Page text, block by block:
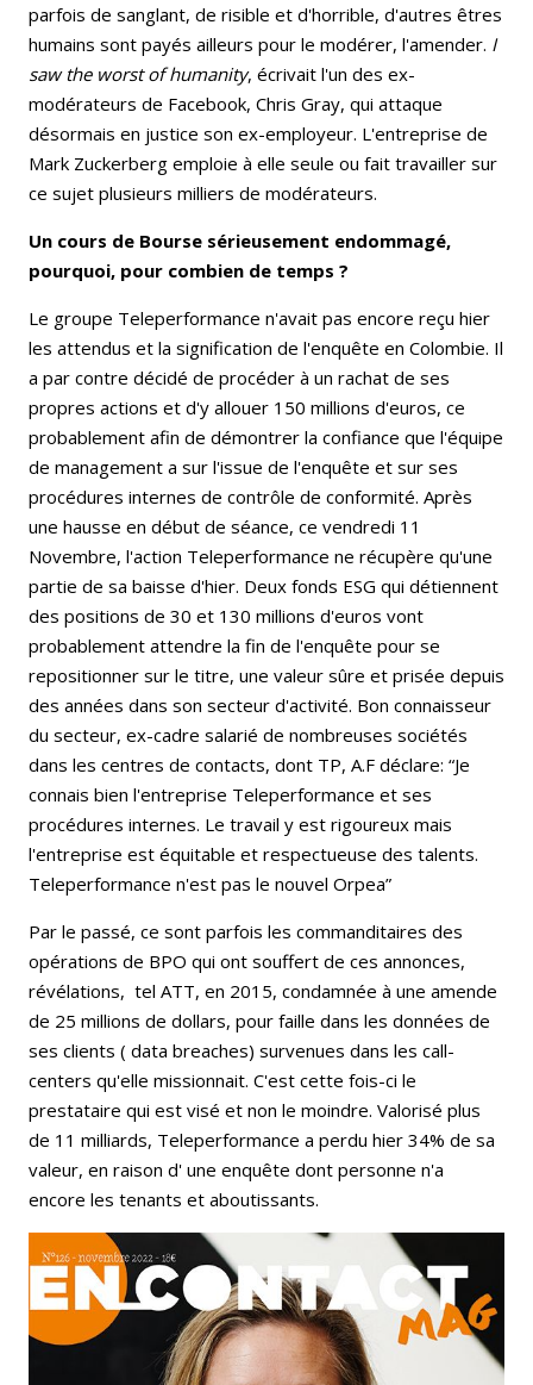
parfois de sanglant, de risible et d'horrible, d'autres êtres
humains sont payés ailleurs pour le modérer, l'amender. I
saw the worst of humanity, écrivait l'un des ex-
modérateurs de Facebook, Chris Gray, qui attaque
désormais en justice son ex-employeur. L'entreprise de
Mark Zuckerberg emploie à elle seule ou fait travailler sur
ce sujet plusieurs milliers de modérateurs.
Un cours de Bourse sérieusement endommagé,
pourquoi, pour combien de temps ?
Le groupe Teleperformance n'avait pas encore reçu hier
les attendus et la signification de l'enquête en Colombie. Il
a par contre décidé de procéder à un rachat de ses
propres actions et d'y allouer 150 millions d'euros, ce
probablement afin de démontrer la confiance que l'équipe
de management a sur l'issue de l'enquête et sur ses
procédures internes de contrôle de conformité. Après
une hausse en début de séance, ce vendredi 11
Novembre, l'action Teleperformance ne récupère qu'une
partie de sa baisse d'hier. Deux fonds ESG qui détiennent
des positions de 30 et 130 millions d'euros vont
probablement attendre la fin de l'enquête pour se
repositionner sur le titre, une valeur sûre et prisée depuis
des années dans son secteur d'activité. Bon connaisseur
du secteur, ex-cadre salarié de nombreuses sociétés
dans les centres de contacts, dont TP, A.F déclare: “Je
connais bien l'entreprise Teleperformance et ses
procédures internes. Le travail y est rigoureux mais
l'entreprise est équitable et respectueuse des talents.
Teleperformance n'est pas le nouvel Orpea”
Par le passé, ce sont parfois les commanditaires des
opérations de BPO qui ont souffert de ces annonces,
révélations, tel ATT, en 2015, condamnée à une amende
de 25 millions de dollars, pour faille dans les données de
ses clients ( data breaches) survenues dans les call-
centers qu'elle missionnait. C'est cette fois-ci le
prestataire qui est visé et non le moindre. Valorisé plus
de 11 milliards, Teleperformance a perdu hier 34% de sa
valeur, en raison d' une enquête dont personne n'a
encore les tenants et aboutissants.